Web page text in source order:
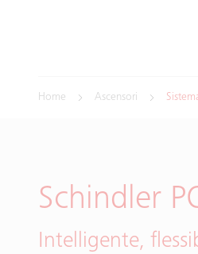
Home Ascensori
Schindler
Intelligente,